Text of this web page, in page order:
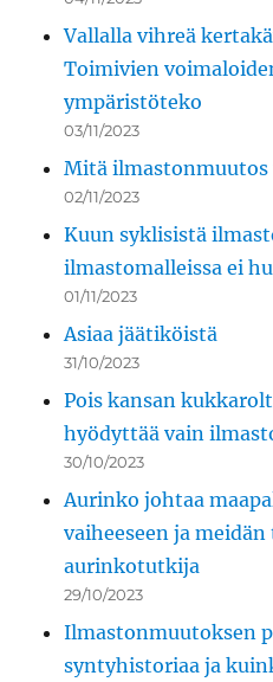
Vallalla vihreä
Toimivien
ympäristöteko
03/11/2023
Mitä ilmastonmuutos
02/11/2023
Kuun syklisistä
ilmastomalleissa ei
01/11/2023
Asiaa jäätiköistä
31/10/2023
Pois kansan
hyödyttää vain
30/10/2023
Aurinko johtaa
vaiheeseen ja
aurinkotutkija
29/10/2023
Ilmastonmuutoksen
syntyhistoriaa ja